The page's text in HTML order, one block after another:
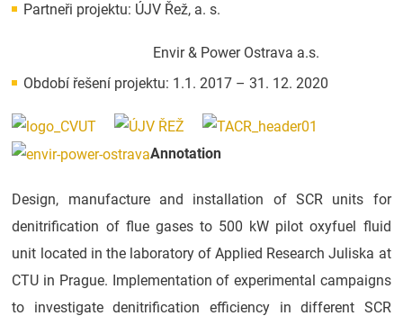
Partneři projektu: ÚJV Řež, a. s.
Envir & Power Ostrava a.s.
Období řešení projektu: 1.1. 2017 – 31. 12. 2020
Annotation
Design, manufacture and installation of SCR units for
denitrification of flue gases to 500 kW pilot oxyfuel fluid
unit located in the laboratory of Applied Research Juliska at
CTU in Prague. Implementation of experimental campaigns
to investigate denitrification efficiency in different SCR